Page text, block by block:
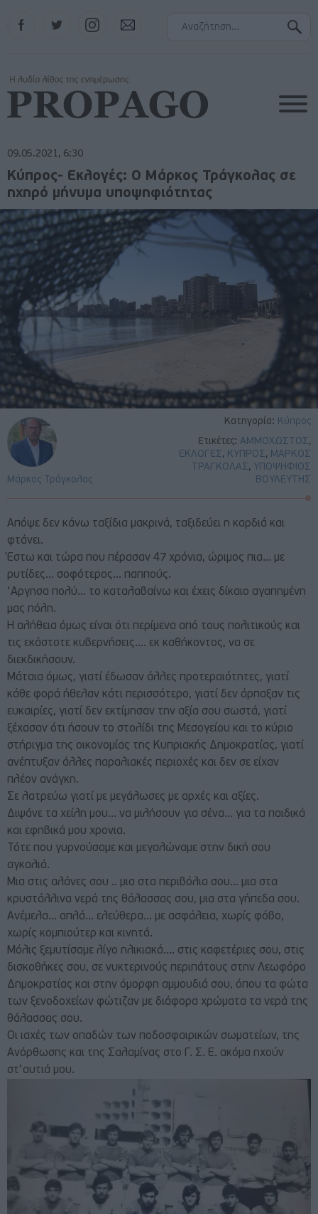
Instagram
09.05.2021, 6:30
Κατηγορία: Κύπρος
Ετικέτες: ΑΜΜΟΧΩΣΤΟΣ,
ΕΚΛΟΓΕΣ, ΚΥΠΡΟΣ, ΜΑΡΚΟΣ
ΤΡΑΓΚΟΛΑΣ, ΥΠΟΨΗΦΙΟΣ
ΒΟΥΛΕΥΤΗΣ
Μάρκος Τράγκολας
Κύπρος- Εκλογές: Ο Μάρκος Τράγκολας σε
ηχηρό μήνυμα υποψηφιότητας
Απόψε δεν κάνω ταξίδια μακρινά, ταξιδεύει η καρδιά και
φτάνει.
Έστω και τώρα που πέρασαν 47 χρόνια, ώριμος πια… με
ρυτίδες… σοφότερος… παππούς.
‘Αργησα πολύ… το καταλαβαίνω και έχεις δίκαιο αγαπημένη
μας πόλη.
Η αλήθεια όμως είναι ότι περίμενα από τους πολιτικούς και
τις εκάστοτε κυβερνήσεις…. εκ καθήκοντος, να σε
διεκδικήσουν.
Μάταια όμως, γιατί έδωσαν άλλες προτεραιότητες, γιατί
κάθε φορά ήθελαν κάτι περισσότερο, γιατί δεν άρπαξαν τις
ευκαιρίες, γιατί δεν εκτίμησαν την αξία σου σωστά, γιατί
ξέχασαν ότι ήσουν το στολίδι της Μεσογείου και το κύριο
στήριγμα της οικονομίας της Κυπριακής Δημοκρατίας, γιατί
ανέπτυξαν άλλες παραλιακές περιοχές και δεν σε είχαν
πλέον ανάγκη.
Σε λατρεύω γιατί με μεγάλωσες με αρχές και αξίες.
Διψάνε τα χείλη μου… να μιλήσουν για σένα… για τα παιδικά
και εφηβικά μου χρονια.
Τότε που γυρνούσαμε και μεγαλώναμε στην δική σου
αγκαλιά.
Μια στις αλάνες σου .. μια στα περιβόλια σου… μια στα
κρυστάλλινα νερά της θάλασσας σου, μια στα γήπεδα σου.
Ανέμελα… απλά… ελεύθερα… με ασφάλεια, χωρίς φόβο,
χωρίς κομπιούτερ και κινητά.
Μόλις ξεμυτίσαμε λίγο ηλικιακά…. στις καφετέριες σου, στις
δισκοθήκες σου, σε νυκτερινούς περιπάτους στην Λεωφόρο
Δημοκρατίας και στην όμορφη αμμουδιά σου, όπου τα φώτα
των ξενοδοχείων φώτιζαν με διάφορα χρώματα τα νερά της
θάλασσας σου.
Οι ιαχές των οπαδών των ποδοσφαιρικών σωματείων, της
Ανόρθωσης και της Σαλαμίνας στο Γ. Σ. Ε. ακόμα ηχούν
στ’αυτιά μου.